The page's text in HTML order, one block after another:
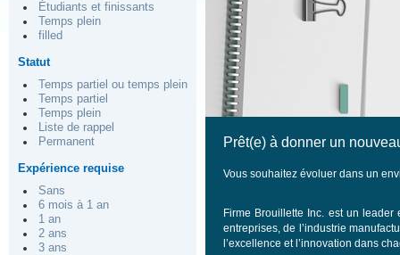
Étudiants et finissants
Temps plein
filled
Statut
Temps partiel ou temps plein
Temps partiel
Temps plein
Liste de rappel
Permanent
Expérience requise
Sans
6 mois à 1 an
1 an
2 ans
3 ans
Prêt(e) à donner un
Vous souhaitez évoluer dans un
Firme Brouillette Inc. est un
entreprises, de l’industrie
l’excellence et l’innovation dans